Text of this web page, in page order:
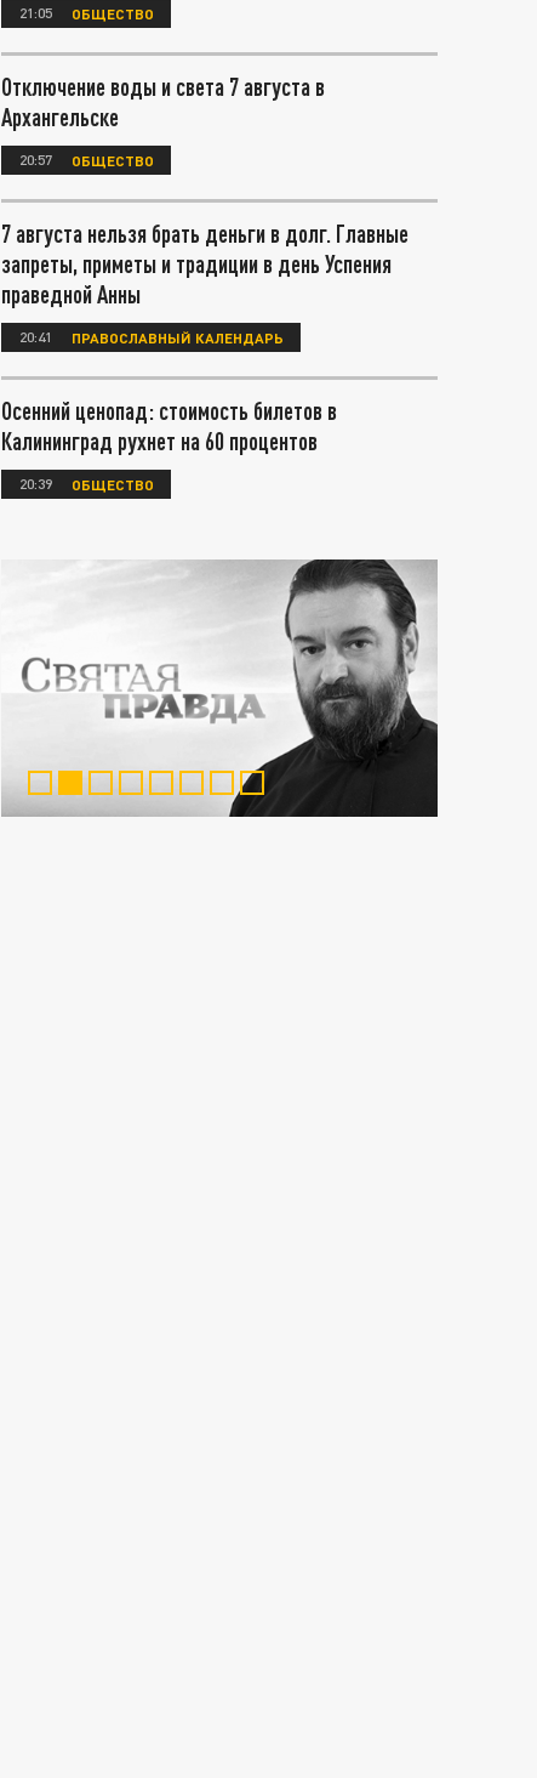
21:05 ОБЩЕСТВО
Отключение воды и света 7 августа в
Архангельске
20:57 ОБЩЕСТВО
7 августа нельзя брать деньги в долг. Главные
запреты, приметы и традиции в день Успения
праведной Анны
20:41 ПРАВОСЛАВНЫЙ КАЛЕНДАРЬ
Осенний ценопад: стоимость билетов в
Калининград рухнет на 60 процентов
20:39 ОБЩЕСТВО